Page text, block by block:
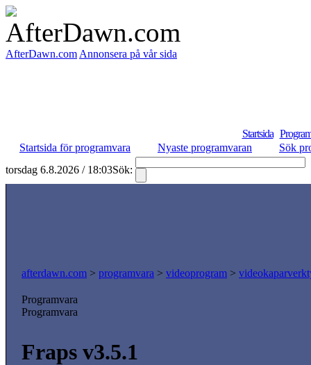
AfterDawn.com Annonsera på vår sida
Startsida
Startsida för programvara
Nyaste programvaran
Sök
torsdag 6.8.2026 / 18:03Sök:
afterdawn.com > programvara > videoprogram >
Programvara
Programvara
Fraps v3.5.1